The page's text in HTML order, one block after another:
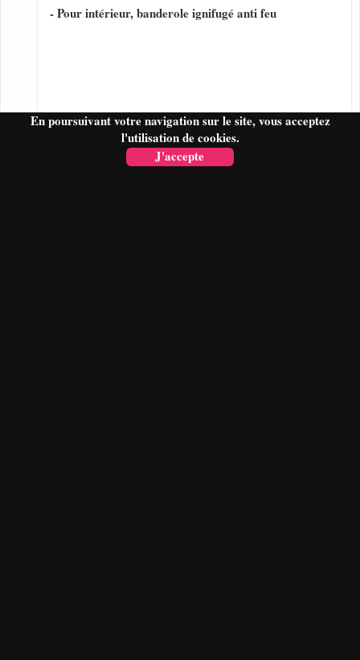
En poursuivant votre navigation sur le site, vous acceptez
l'utilisation de cookies.
J'accepte
- Pour intérieur, banderole ignifugé anti feu